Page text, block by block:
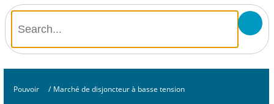
Pouvoir / Marché de disjoncteur à basse tension